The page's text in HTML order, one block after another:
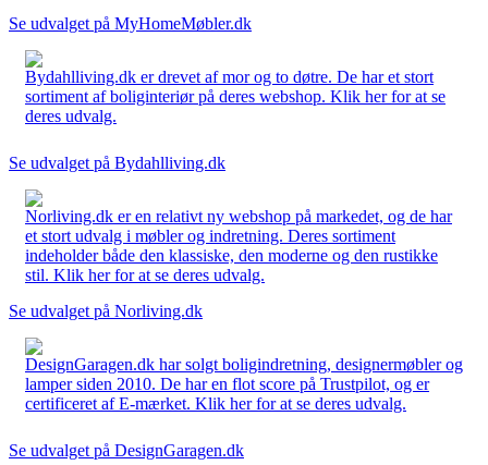
Se udvalget på MyHomeMøbler.dk
Bydahlliving.dk er drevet af mor og to døtre. De har et stort
sortiment af boliginteriør på deres webshop. Klik her for at se
deres udvalg.
Se udvalget på Bydahlliving.dk
Norliving.dk er en relativt ny webshop på markedet, og de har
et stort udvalg i møbler og indretning. Deres sortiment
indeholder både den klassiske, den moderne og den rustikke
stil. Klik her for at se deres udvalg.
Se udvalget på Norliving.dk
DesignGaragen.dk har solgt boligindretning, designermøbler og
lamper siden 2010. De har en flot score på Trustpilot, og er
certificeret af E-mærket. Klik her for at se deres udvalg.
Se udvalget på DesignGaragen.dk